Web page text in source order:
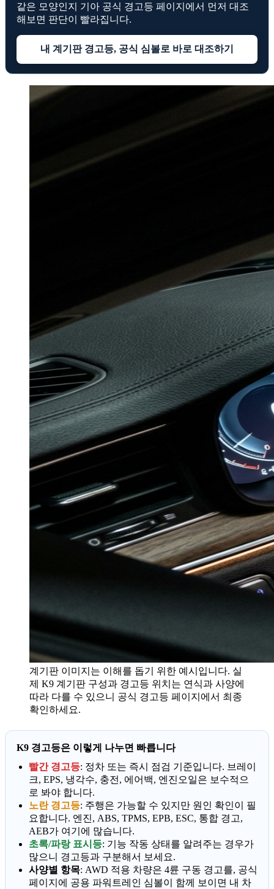
같은 모양인지 기아 공식 경고등 페이지에서 먼저 대조
해보면 판단이 빨라집니다.
내 계기판 경고등, 공식 심볼로 바로 대조하기
계기판 이미지는 이해를 돕기 위한 예시입니다. 실
제 K9 계기판 구성과 경고등 위치는 연식과 사양에
따라 다를 수 있으니 공식 경고등 페이지에서 최종
확인하세요.
K9 경고등은 이렇게 나누면 빠릅니다
빨간 경고등: 정차 또는 즉시 점검 기준입니다. 브레이
크, EPS, 냉각수, 충전, 에어백, 엔진오일은 보수적으
로 봐야 합니다.
노란 경고등: 주행은 가능할 수 있지만 원인 확인이 필
요합니다. 엔진, ABS, TPMS, EPB, ESC, 통합 경고,
AEB가 여기에 많습니다.
초록/파랑 표시등: 기능 작동 상태를 알려주는 경우가
많으니 경고등과 구분해서 보세요.
사양별 항목: AWD 적용 차량은 4륜 구동 경고를, 공식
페이지에 공용 파워트레인 심볼이 함께 보이면 내 차